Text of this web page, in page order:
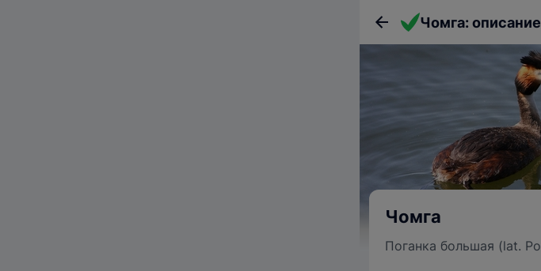
Чомга
Поганка большая (lat.